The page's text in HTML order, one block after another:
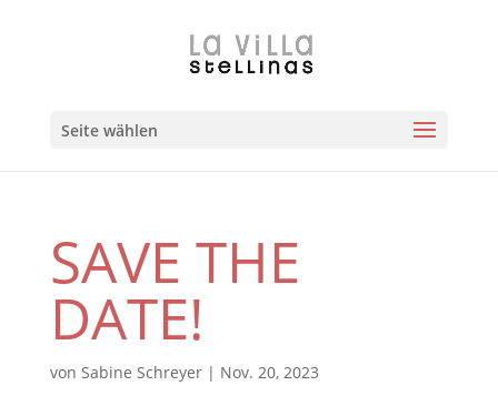
Seite wählen
SAVE THE
DATE!
von Sabine Schreyer| Nov. 20, 2023